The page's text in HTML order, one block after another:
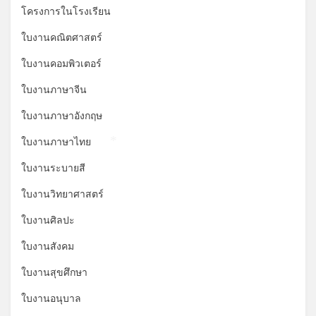
โครงการในโรงเรียน
ใบงานคณิตศาสตร์
ใบงานคอมพิวเตอร์
ใบงานภาษาจีน
ใบงานภาษาอังกฤษ
ใบงานภาษาไทย
ใบงานระบายสี
ใบงานวิทยาศาสตร์
ใบงานศิลปะ
ใบงานสังคม
ใบงานสุขศึกษา
ใบงานอนุบาล